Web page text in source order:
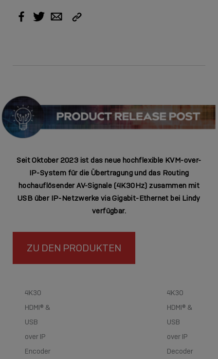
Facebook
TwitterEmail Link
Seit Oktober 2023 ist das neue hochflexible KVM-over-
IP-System für die Übertragung und das Routing
hochauflösender AV-Signale (4K30Hz) zusammen mit
USB über IP-Netzwerke via Gigabit-Ethernet bei Lindy
verfügbar.
ZU DEN PRODUKTEN
4K30
HDMI® &
USB
over IP
Encoder
4K30
HDMI® &
USB
over IP
Decoder